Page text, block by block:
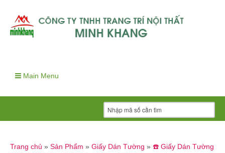
Main Menu
Trang chủ » Sản Phẩm » Giấy Dán Tường » ☎️ Giấy Dán Tường